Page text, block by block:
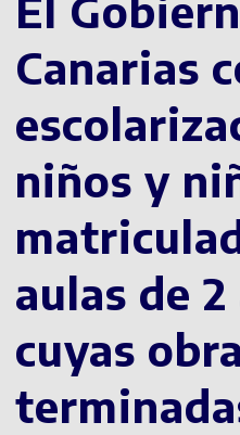
El
Canarias
niños y
aulas de
cuyas